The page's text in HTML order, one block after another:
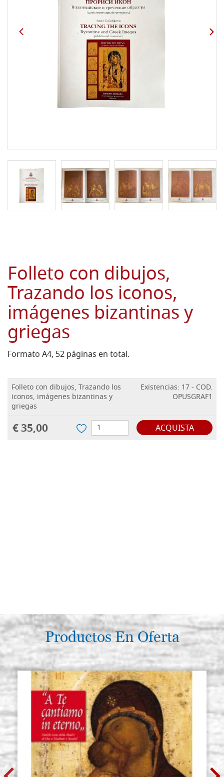
Folleto con dibujos,
Trazando los iconos,
imágenes bizantinas y
griegas
Formato A4, 52 páginas en total.
Folleto con dibujos, Trazando los
iconos, imágenes bizantinas y
griegas
Existencias: 17 - COD.
OPUSGRAF1
€ 35,00 ACQUISTA
Productos En Oferta